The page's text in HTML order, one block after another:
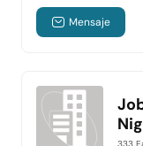
Mensaje
333